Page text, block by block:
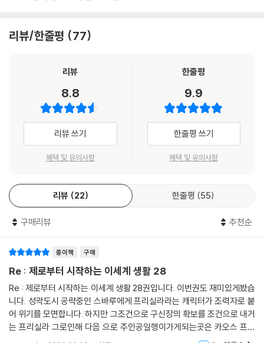
리뷰/한줄평 77
리뷰
8.8
리뷰 쓰기
혜택 및 유의사항
한줄평
9.9
한줄평 쓰기
혜택 및 유의사항
리뷰 22 한줄평 55
구매리뷰 추천순
종이책 구매
Re : 제로부터 시작하는 이세계 생활 28
Re : 제로부터 시작하는 이세계 생활 28권입니다. 이번권도 재미있게봤습
니다. 성곽도시 공략중인 스바루에게 프리실라라는 캐릭터가 조력자로 붙
어 위기를 모면합니다. 하지만 그조건으로 구신장의 확보를 조건으로 내거
는 프리실라 그로인해 다음 으로 주인공일행이가게되는곳은 카오스 프레
임 구신장의 지배지에 가게됩니다. 이제 새로운 에피소드로 이동하는데 다